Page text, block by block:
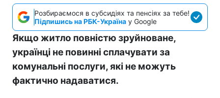
Розбираємося в субсидіях та пенсіях за тебе!
Підпишись на РБК-Україна у Google
Якщо житло повністю зруйноване,
українці не повинні сплачувати за
комунальні послуги, які не можуть
фактично надаватися.